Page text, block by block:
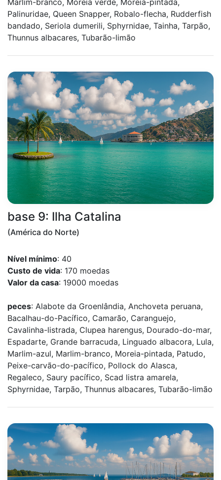
Marlim-branco, Moreia verde, Moreia-pintada,
Palinuridae, Queen Snapper, Robalo-flecha, Rudderfish
bandado, Seriola dumerili, Sphyrnidae, Tainha, Tarpão,
Thunnus albacares, Tubarão-limão
base 9: Ilha Catalina
(América do Norte)
Nível mínimo: 40
Custo de vida: 170 moedas
Valor da casa: 19000 moedas
peces: Alabote da Groenlândia, Anchoveta peruana,
Bacalhau-do-Pacífico, Camarão, Caranguejo,
Cavalinha-listrada, Clupea harengus, Dourado-do-mar,
Espadarte, Grande barracuda, Linguado albacora, Lula,
Marlim-azul, Marlim-branco, Moreia-pintada, Patudo,
Peixe-carvão-do-pacífico, Pollock do Alasca,
Regaleco, Saury pacífico, Scad listra amarela,
Sphyrnidae, Tarpão, Thunnus albacares, Tubarão-limão